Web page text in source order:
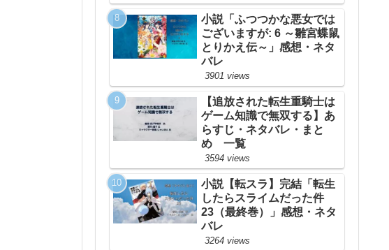
小説「ふつつかな悪女では
ございますが: 6 ～雛宮蝶鼠
とりかえ伝～」感想・ネタ
バレ
3901 views
【追放された転生重騎士は
ゲーム知識で無双する】あ
らすじ・ネタバレ・まと
め 一覧
3594 views
小説【転スラ】完結「転生
したらスライムだった件
23（最終巻）」感想・ネタ
バレ
3264 views